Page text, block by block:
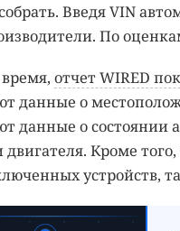
Введя VIN
По
отчет WIRED
данные о
данные о состоянии
Кроме
устройств,